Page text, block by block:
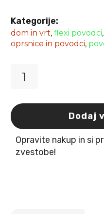
Kategorije:
dom in vrt,flexi povodci
oprsnice in povodci,
New
Comfort
M
25
kg
Dodaj
Opravite nakup in si
zvestobe!